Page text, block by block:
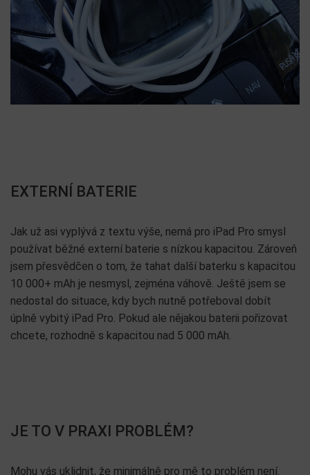
EXTERNÍ BATERIE
Jak už asi vyplývá z textu výše, nemá pro iPad Pro smysl
používat běžné externí baterie s nízkou kapacitou. Zároveň
jsem přesvědčen o tom, že tahat další baterku s kapacitou
10 000+ mAh je nesmysl, zejména váhově. Ještě jsem se
nedostal do situace, kdy bych nutně potřeboval dobít
úplně vybitý iPad Pro. Pokud ale nějakou baterii pořizovat
chcete, rozhodně s kapacitou nad 5 000 mAh.
JE TO V PRAXI PROBLÉM?
Mohu vás uklidnit, že minimálně pro mě to problém není.